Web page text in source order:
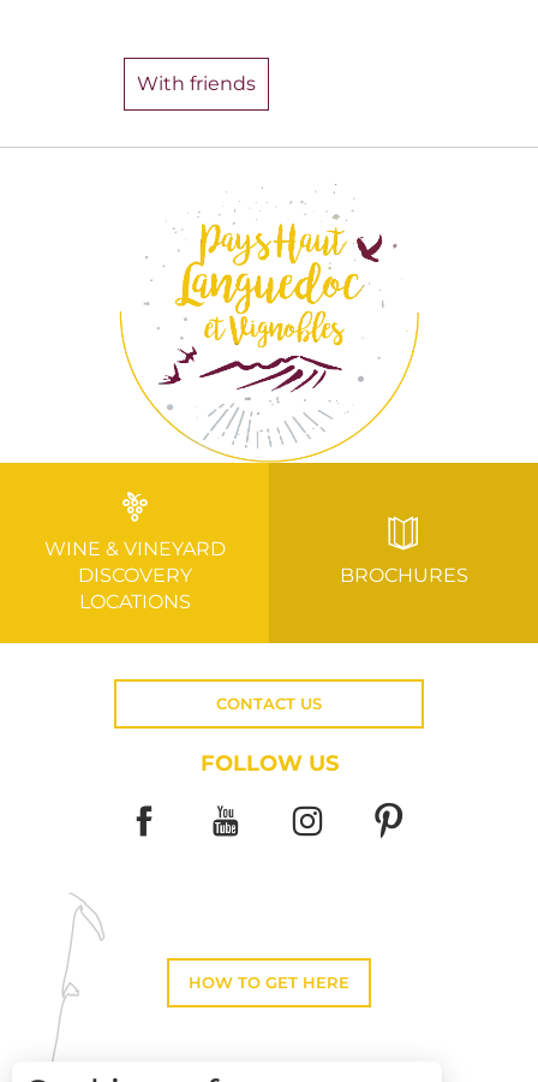
With friends
WINE & VINEYARD
DISCOVERY
LOCATIONS
BROCHURES
CONTACT US
FOLLOW US
HOW TO GET HERE